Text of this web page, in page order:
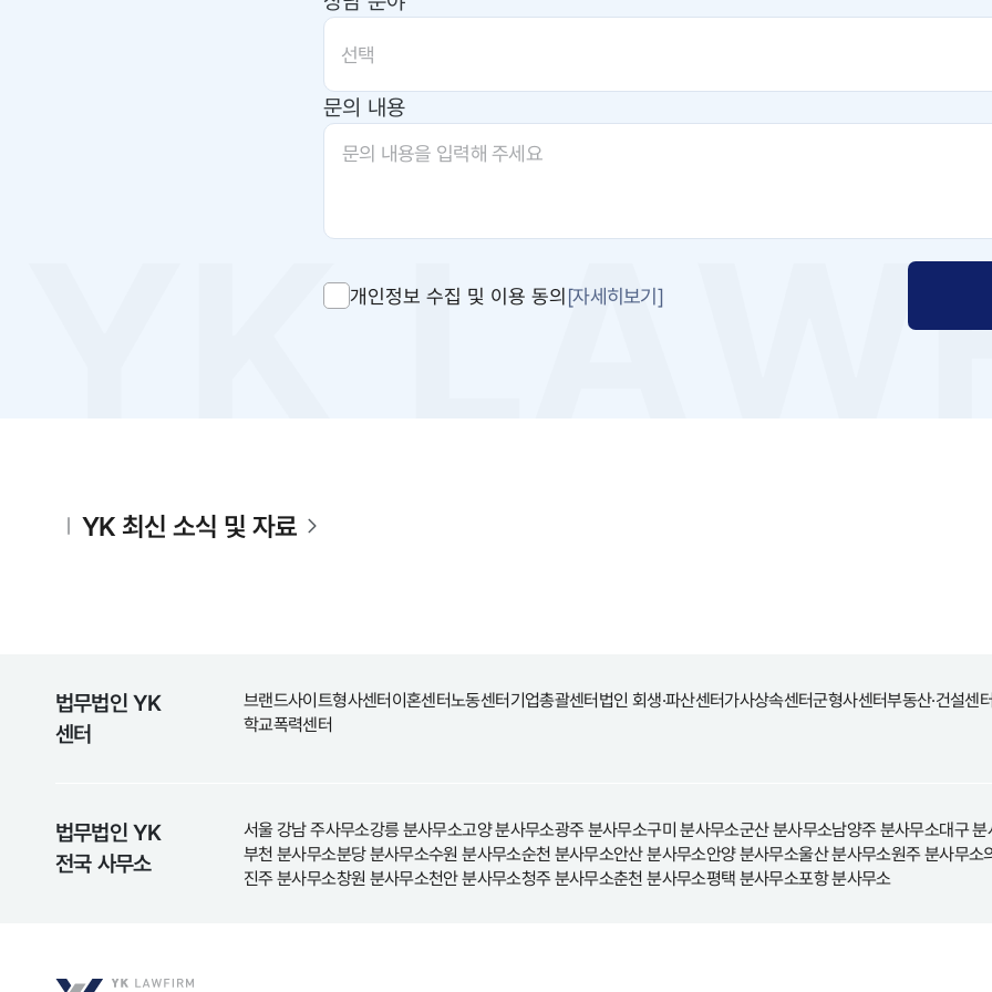
선택
문의 내용
개인정보 수집 및 이용 동의[자세히보기]
YK 최신 소식 및 자료
법무법인 YK
센터
브랜드사이트형사센터이혼센터노동센터기업총괄센터법인 회생·파산센터가사상속센터군형사센터부동산·건설센
학교폭력센터
법무법인 YK
전국 사무소
서울 강남 주사무소강릉 분사무소고양 분사무소광주 분사무소구미 분사무소군산 분사무소남양주 분사무소대구
부천 분사무소분당 분사무소수원 분사무소순천 분사무소안산 분사무소안양 분사무소울산 분사무소원주 분사무소
진주 분사무소창원 분사무소천안 분사무소청주 분사무소춘천 분사무소평택 분사무소포항 분사무소